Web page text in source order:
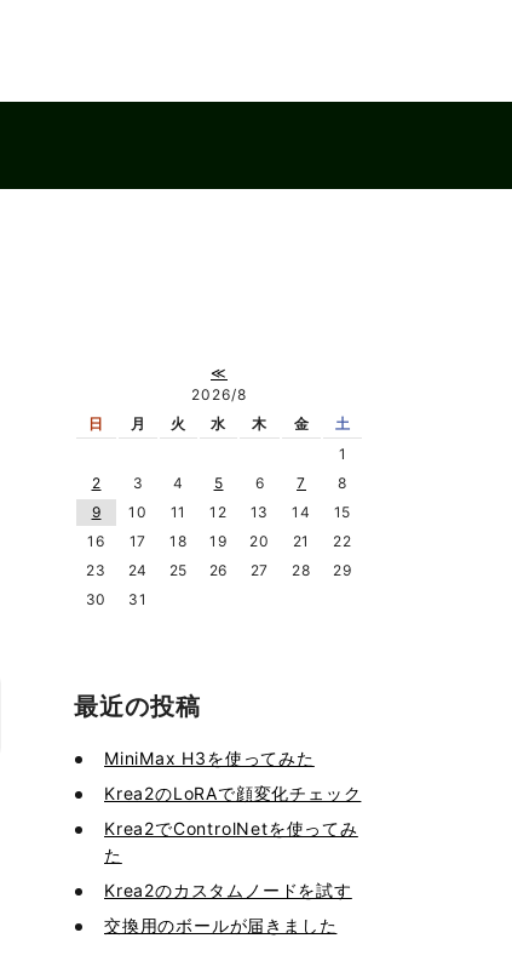
≪
2026/8
日
月 火 水 木 金
土
1
2
3 4 5 6 7
8
9
10 11 12 13 14
15
16
17 18 19 20 21
22
23
24 25 26 27 28
29
30
31
最近の投稿
MiniMax H3を使ってみた
Krea2のLoRAで顔変化チェック
Krea2でControlNetを使ってみ
た
Krea2のカスタムノードを試す
交換用のボールが届きました